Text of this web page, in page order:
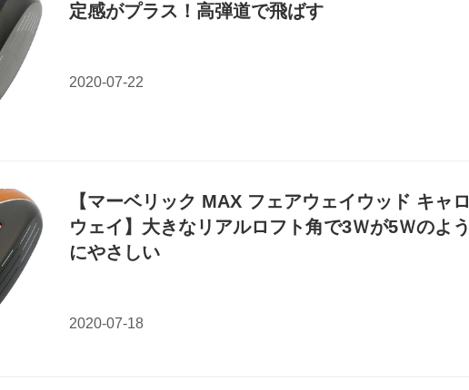
定感がプラス！高弾道で飛ばす
【マーベリック MAX フェアウェイウッド キャロ
ウェイ】大きなリアルロフト角で3Ｗが5Ｗのよう
にやさしい